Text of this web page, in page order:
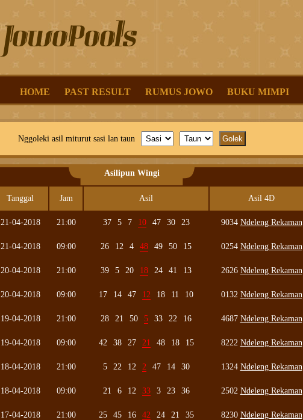
HOME PAST RESULT RUMUS JOWO BUKU MIMPI
Nggoleki asil miturut sasi lan taun
Asilipun Wingi
Tanggal Jam Asil Asil 4D
21-04-2018 21:00 37 5 7 10 47 30 23 9034 Ndeleng Rekaman
21-04-2018 09:00 26 12 4 48 49 50 15 0254 Ndeleng Rekaman
20-04-2018 21:00 39 5 20 18 24 41 13 2626 Ndeleng Rekaman
20-04-2018 09:00 17 14 47 12 18 11 10 0132 Ndeleng Rekaman
19-04-2018 21:00 28 21 50 5 33 22 16 4687 Ndeleng Rekaman
19-04-2018 09:00 42 38 27 21 48 18 15 8222 Ndeleng Rekaman
18-04-2018 21:00 5 22 12 2 47 14 30 1324 Ndeleng Rekaman
18-04-2018 09:00 21 6 12 33 3 23 36 2502 Ndeleng Rekaman
17-04-2018 21:00 25 45 16 42 24 21 35 8230 Ndeleng Rekaman